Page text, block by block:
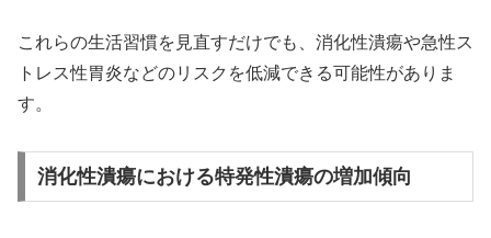
これらの生活習慣を見直すだけでも、消化性潰瘍や急性ス
トレス性胃炎などのリスクを低減できる可能性がありま
す。
消化性潰瘍における特発性潰瘍の増加傾向